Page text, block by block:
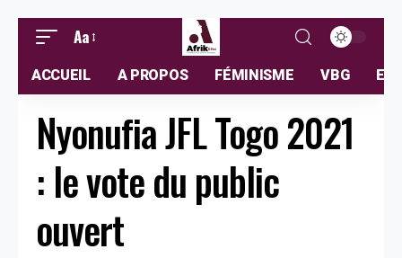
Aa
ACCUEIL A PROPOS FÉMINISME VBG
Nyonufia JFL Togo 2021
: le vote du public
ouvert